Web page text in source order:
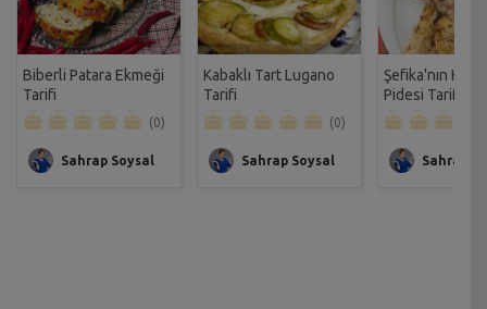
Biberli Patara Ekmeği
Tarifi
(0)
Sahrap Soysal
Kabaklı Tart Lugano
Tarifi
(0)
Sahrap Soysal
Şefika'nın
Pidesi Tarifi
Sahrap